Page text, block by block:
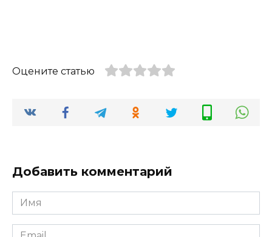
Оцените статью
Добавить комментарий
Имя
*
Email